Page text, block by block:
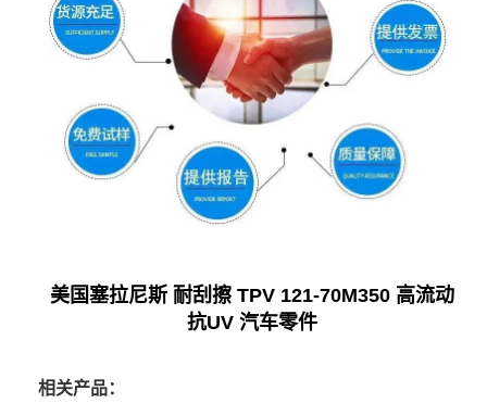
美国塞拉尼斯 耐刮擦 TPV 121-70M350 高流动
抗UV 汽车零件
相关产品：